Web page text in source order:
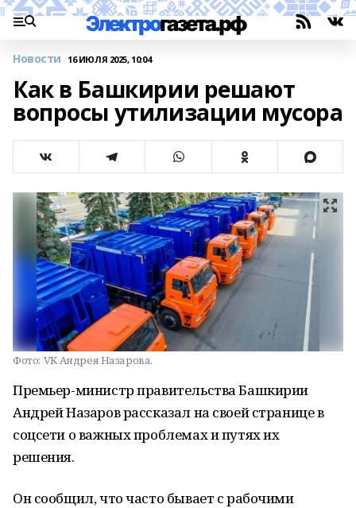
Новости 16 ИЮЛЯ 2025, 10:04
Как в Башкирии решают
вопросы утилизации мусора
Фото: VK Андрея Назарова.
Премьер-министр правительства Башкирии
Андрей Назаров рассказал на своей странице в
соцсети о важных проблемах и путях их
решения.
Он сообщил, что часто бывает с рабочими